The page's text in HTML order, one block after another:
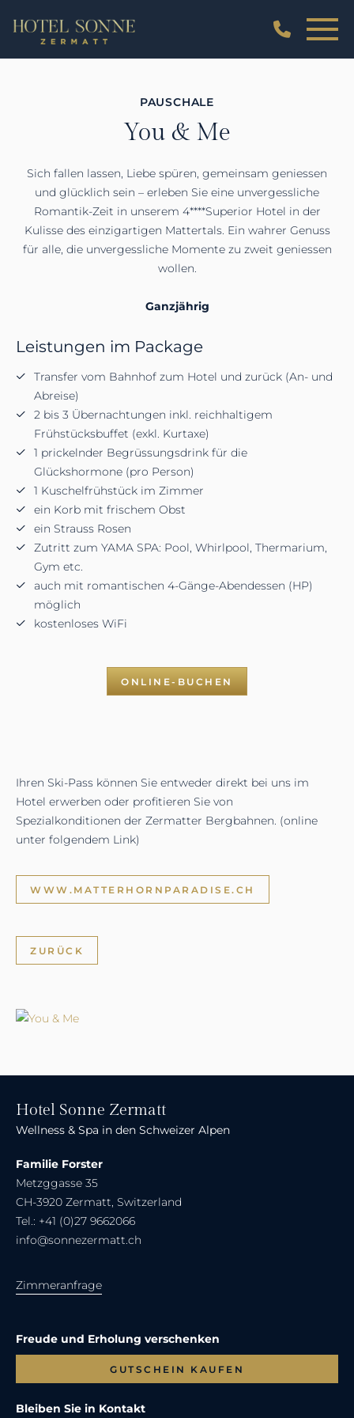
PAUSCHALE
You & Me
Sich fallen lassen, Liebe spüren, gemeinsam geniessen
und glücklich sein – erleben Sie eine unvergessliche
Romantik-Zeit in unserem 4****Superior Hotel in der
Kulisse des einzigartigen Mattertals. Ein wahrer Genuss
für alle, die unvergessliche Momente zu zweit geniessen
wollen.
Ganzjährig
Leistungen im Package
Transfer vom Bahnhof zum Hotel und zurück (An- und
Abreise)
2 bis 3 Übernachtungen inkl. reichhaltigem
Frühstücksbuffet (exkl. Kurtaxe)
1 prickelnder Begrüssungsdrink für die
Glückshormone (pro Person)
1 Kuschelfrühstück im Zimmer
ein Korb mit frischem Obst
ein Strauss Rosen
Zutritt zum YAMA SPA: Pool, Whirlpool, Thermarium,
Gym etc.
auch mit romantischen 4-Gänge-Abendessen (HP)
möglich
kostenloses WiFi
ONLINE-BUCHEN
Ihren Ski-Pass können Sie entweder direkt bei uns im
Hotel erwerben oder profitieren Sie von
Spezialkonditionen der Zermatter Bergbahnen. (online
unter folgendem Link)
WWW.MATTERHORNPARADISE.CH
ZURÜCK
lassen,
Liebe
spüren,
gemeinsam
geniessen
und
glücklich
sein
Sie
Romantik-
Hotel Sonne Zermatt
Wellness & Spa in den Schweizer Alpen
Familie Forster
Metzggasse 35
CH-3920 Zermatt, Switzerland
Tel.: +41 (0)27 9662066
info@sonnezermatt.ch
Zimmeranfrage
Freude und Erholung verschenken
GUTSCHEIN KAUFEN
Bleiben Sie in Kontakt